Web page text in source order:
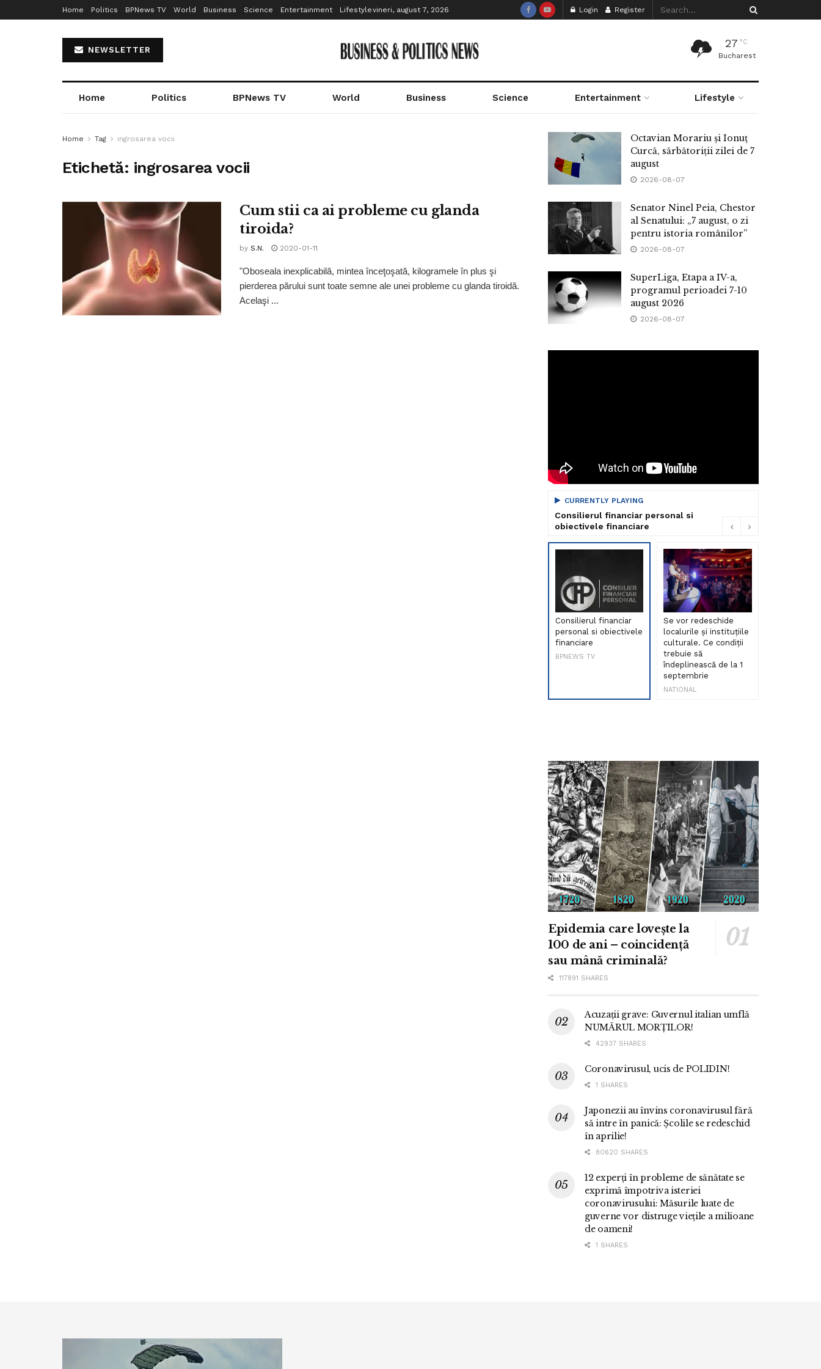
Home Politics BPNews TV World Business Science Entertainment Lifestylevineri, august 7, 2026 Login Register
NEWSLETTER
27 °C
Bucharest
Home Politics BPNews TV World Business Science Entertainment Lifestyle
Home Tag ingrosarea vocii
Etichetă: ingrosarea vocii
Cum stii ca ai probleme cu glanda
tiroida?
by S.N. 2020-01-11
"Oboseala inexplicabilă, mintea înceţoşată, kilogramele în plus şi
pierderea părului sunt toate semne ale unei probleme cu glanda tiroidă.
Acelaşi ...
Octavian Morariu și Ionuț
Curcă, sărbătoriții zilei de 7
august
2026-08-07
Senator Ninel Peia, Chestor
al Senatului: „7 august, o zi
pentru istoria românilor”
2026-08-07
SuperLiga, Etapa a IV-a,
programul perioadei 7-10
august 2026
2026-08-07
CURRENTLY PLAYING
Consilierul financiar personal si
obiectivele financiare
Consilierul financiar
personal si obiectivele
financiare
BPNEWS TV
Se vor redeschide
localurile și instituțiile
culturale. Ce condiții
trebuie să
îndeplinească de la 1
septembrie
NATIONAL
Epidemia care lovește la
100 de ani – coincidență
sau mână criminală?
117891 SHARES
Acuzații grave: Guvernul italian umflă
NUMĂRUL MORȚILOR!
42937 SHARES
Coronavirusul, ucis de POLIDIN!
1 SHARES
Japonezii au învins coronavirusul fără
să intre în panică: Școlile se redeschid
în aprilie!
80620 SHARES
12 experți în probleme de sănătate se
exprimă împotriva isteriei
coronavirusului: Măsurile luate de
guverne vor distruge viețile a milioane
de oameni!
1 SHARES